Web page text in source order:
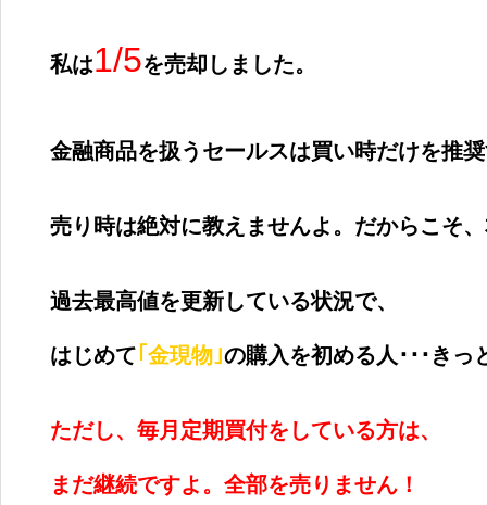
私は1/5を売却しました。
金融商品を扱うセールスは買い時だけを推
売り時は絶対に教えませんよ。だからこそ
過去最高値を更新している状況で、
はじめて｢金現物｣の購入を初める人･･･きっ
ただし、毎月定期買付をしている方は、
まだ継続ですよ。全部を売りません！